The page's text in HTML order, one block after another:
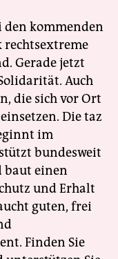
den kommenden
rechtsextreme
Gerade jetzt
Auch
die sich vor Ort
Die taz
im
bundesweit
baut einen
und Erhalt
guten, frei
Finden Sie